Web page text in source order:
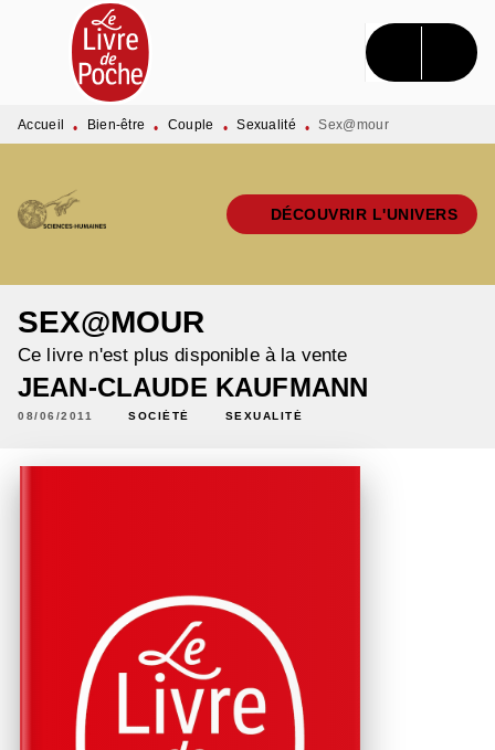
MENU RECHERCHE CONTENU
PIED DE PAGE
Accueil • Bien-être • Couple • Sexualité • Sex@mour
DÉCOUVRIR L'UNIVERS
SEX@MOUR
Ce livre n'est plus disponible à la vente
JEAN-CLAUDE KAUFMANN
08/06/2011 SOCIÉTÉ SEXUALITÉ